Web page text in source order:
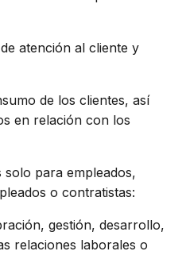
atención al cliente y
de los clientes, así
en relación con los
solo para empleados,
o contratistas:
gestión, desarrollo,
relaciones laborales o